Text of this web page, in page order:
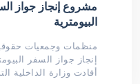
مشروع إنجاز جواز
البيومترية
منظمات وجمعيات
إنجاز جواز السفر
أفادت وزارة الداخلية